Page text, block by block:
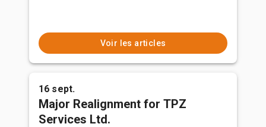
Voir les articles
16 sept.
Major Realignment for TPZ
Services Ltd.